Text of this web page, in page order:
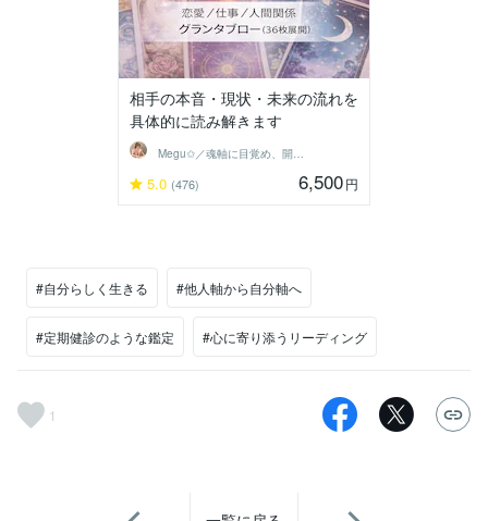
相手の本音・現状・未来の流れを
具体的に読み解きます
Megu✩／魂軸に目覚め、開花させる魔女
5.0 (476) 6,500円
#自分らしく生きる #他人軸から自分軸へ
#定期健診のような鑑定 #心に寄り添うリーディング
1